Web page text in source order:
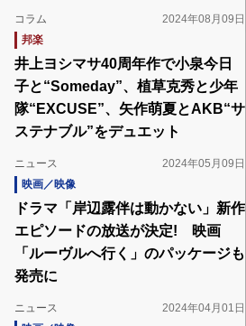
コラム
2024年08月09日
邦楽
井上ヨシマサ40周年作で小泉今日
子と“Someday”、植草克秀と少年
隊“EXCUSE”、矢作萌夏とAKB“サ
ステナブル”をデュエット
ニュース
2024年05月09日
映画／映像
ドラマ「岸辺露伴は動かない」新作
エピソードの放送が決定! 映画
「ルーヴルへ行く」のパッケージも
発売に
ニュース
2024年04月01日